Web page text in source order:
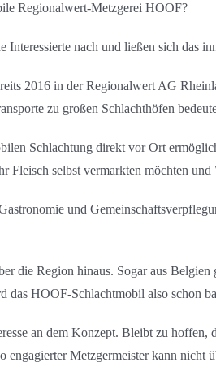
Regionalwert-Metzgerei HOOF?
Interessierte nach und ließen sich das
2016 in der Regionalwert AG
zu großen Schlachthöfen
Schlachtung direkt vor Ort
selbst vermarkten möchten und
und
die Region hinaus. Sogar aus
das HOOF-Schlachtmobil also schon
an dem Konzept. Bleibt zu
engagierter Metzgermeister kann nicht